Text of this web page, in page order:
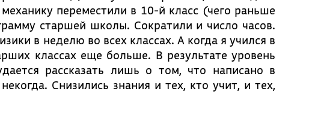
переместили в 10-й класс (чего раньше
старшей школы. Сократили и число часов.
в неделю во всех классах. А когда я учился в
классах еще больше. В результате уровень
рассказать лишь о том, что написано в
Снизились знания и тех, кто учит, и тех,